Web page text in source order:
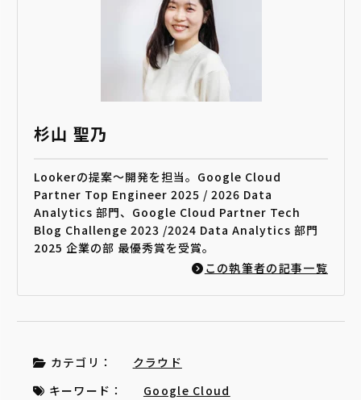
杉山 聖乃
Lookerの提案～開発を担当。Google Cloud
Partner Top Engineer 2025 / 2026 Data
Analytics 部門、Google Cloud Partner Tech
Blog Challenge 2023 /2024 Data Analytics 部門
2025 企業の部 最優秀賞を受賞。
この執筆者の記事一覧
カテゴリ：
クラウド
キーワード：
Google Cloud